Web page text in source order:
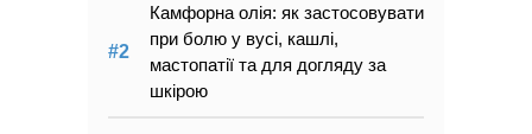
Камфорна олія: як застосовувати
при болю у вусі, кашлі,
мастопатії та для догляду за
шкірою